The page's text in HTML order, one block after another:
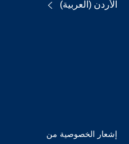
الأردن (العربية)
إشعار الخصوصية من